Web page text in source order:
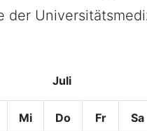
der
Juli
Mi Do Fr Sa